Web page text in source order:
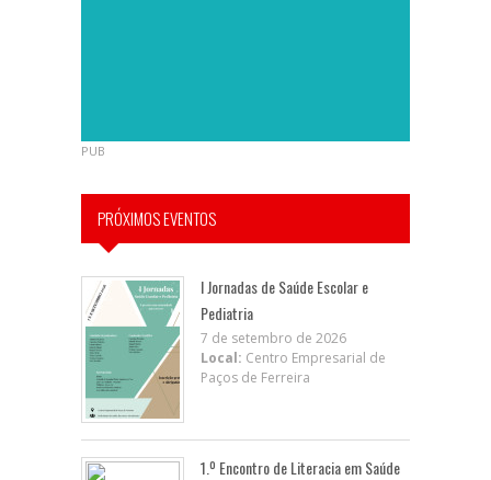
PUB
PRÓXIMOS EVENTOS
I Jornadas de Saúde Escolar e
Pediatria
7 de setembro de 2026
Local: Centro Empresarial de
Paços de Ferreira
1.º Encontro de Literacia em Saúde